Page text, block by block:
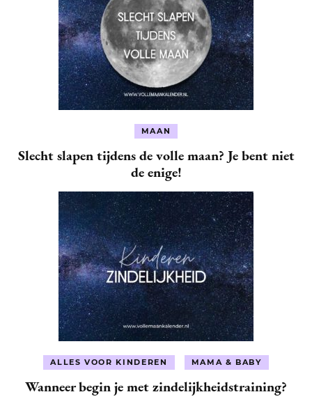
MAAN
Slecht slapen tijdens de volle maan? Je bent niet
de enige!
ALLES VOOR KINDEREN MAMA & BABY
Wanneer begin je met zindelijkheidstraining?